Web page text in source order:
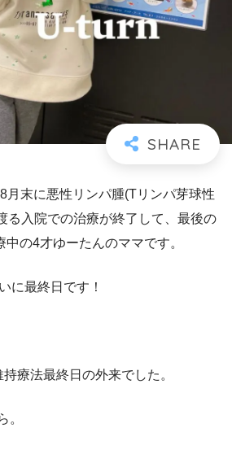
月末に悪性リンパ腫(Tリンパ芽球性
る入院での治療が終了して、最後の
の4才ゆーたんのママです。
に最終日です！
療法最終日の外来でした。
。